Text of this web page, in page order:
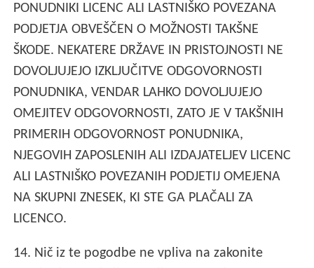
PONUDNIKI LICENC ALI LASTNIŠKO POVEZANA
PODJETJA OBVEŠČEN O MOŽNOSTI TAKŠNE
ŠKODE. NEKATERE DRŽAVE IN PRISTOJNOSTI NE
DOVOLJUJEJO IZKLJUČITVE ODGOVORNOSTI
PONUDNIKA, VENDAR LAHKO DOVOLJUJEJO
OMEJITEV ODGOVORNOSTI, ZATO JE V TAKŠNIH
PRIMERIH ODGOVORNOST PONUDNIKA,
NJEGOVIH ZAPOSLENIH ALI IZDAJATELJEV LICENC
ALI LASTNIŠKO POVEZANIH PODJETIJ OMEJENA
NA SKUPNI ZNESEK, KI STE GA PLAČALI ZA
LICENCO.
14. Nič iz te pogodbe ne vpliva na zakonite